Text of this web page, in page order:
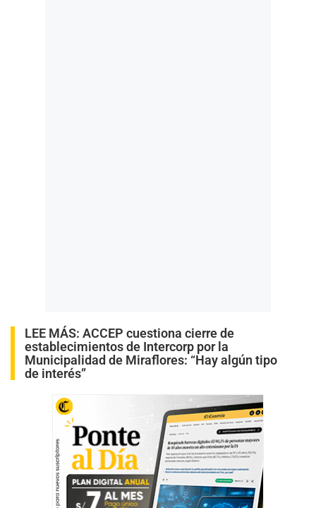
LEE MÁS: ACCEP cuestiona cierre de
establecimientos de Intercorp por la
Municipalidad de Miraflores: “Hay algún tipo
de interés”